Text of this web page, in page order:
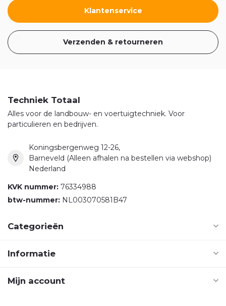
Klantenservice
Verzenden & retourneren
Techniek Totaal
Alles voor de landbouw- en voertuigtechniek. Voor
particulieren en bedrijven.
Koningsbergenweg 12-26,
Barneveld (Alleen afhalen na bestellen via webshop)
Nederland
KVK nummer: 76334988
btw-nummer: NL003070581B47
Categorieën
Informatie
Mijn account